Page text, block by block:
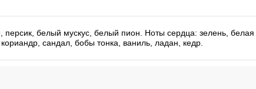
белый мускус, белый пион. Ноты сердца: зелень, белая
сандал, бобы тонка, ваниль, ладан, кедр.